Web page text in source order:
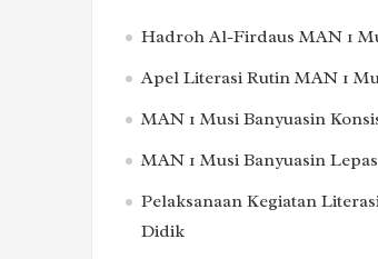
Hadroh Al-Firdaus MAN 1
Apel Literasi Rutin MAN 1
MAN 1 Musi Banyuasin
MAN 1 Musi Banyuasin
Pelaksanaan Kegiatan
Didik